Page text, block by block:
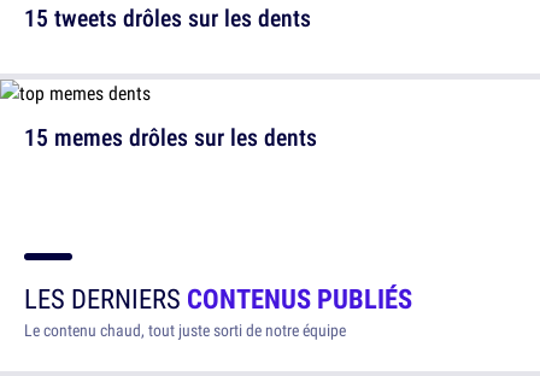
15 memes drôles sur les dents
15 tweets drôles sur les dents
LES DERNIERS CONTENUS PUBLIÉS
Le contenu chaud, tout juste sorti de notre équipe